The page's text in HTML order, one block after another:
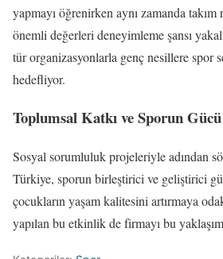
yapmayı öğrenirken aynı zamanda
önemli değerleri deneyimleme şansı
tür organizasyonlarla genç nesillere spor
hedefliyor.
Toplumsal Katkı ve Sporun Gücü
Sosyal sorumluluk projeleriyle adından
Türkiye, sporun birleştirici ve geliştirici
çocukların yaşam kalitesini artırmaya
yapılan bu etkinlik de firmayı bu